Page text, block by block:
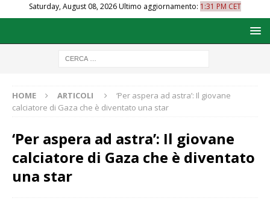
Saturday, August 08, 2026Ultimo aggiornamento: 1:31 PM CET
HOME ARTICOLI
‘Per aspera ad astra’: Il giovane
calciatore di Gaza che è diventato una star
‘Per aspera ad astra’: Il giovane
calciatore di Gaza che è diventato
una star